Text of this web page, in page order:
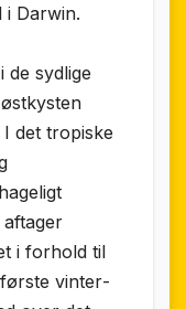
i Darwin.
de sydlige
I det tropiske
i forhold til
første vinter­